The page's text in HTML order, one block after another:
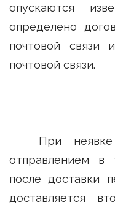
опускаются
определено
почтовой связи
почтовой связи.
При
отправлением в
после доставки
доставляется